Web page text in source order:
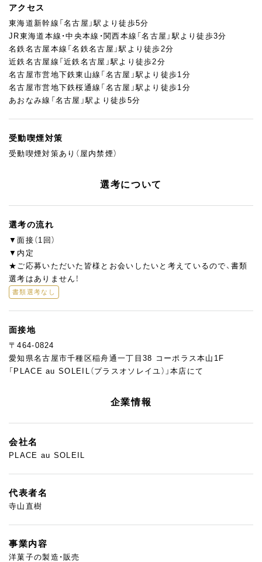
アクセス
東海道新幹線「名古屋」駅より徒歩5分
JR東海道本線・中央本線・関西本線「名古屋」駅より徒歩3分
名鉄名古屋本線「名鉄名古屋」駅より徒歩2分
近鉄名古屋線「近鉄名古屋」駅より徒歩2分
名古屋市営地下鉄東山線「名古屋」駅より徒歩1分
名古屋市営地下鉄桜通線「名古屋」駅より徒歩1分
あおなみ線「名古屋」駅より徒歩5分
受動喫煙対策
受動喫煙対策あり（屋内禁煙）
選考について
選考の流れ
▼面接（1回）
▼内定
★ご応募いただいた皆様とお会いしたいと考えているので、書類
選考はありません！
書類選考なし
面接地
〒464-0824
愛知県名古屋市千種区稲舟通一丁目38 コーポラス本山1F
「PLACE au SOLEIL（プラスオソレイユ）」本店にて
企業情報
会社名
PLACE au SOLEIL
代表者名
寺山直樹
事業内容
洋菓子の製造・販売